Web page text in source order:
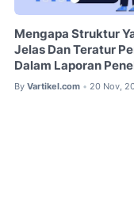
Mengapa Struktur
Jelas Dan Teratur
Dalam Laporan
By Vartikel.com • 20 Nov,